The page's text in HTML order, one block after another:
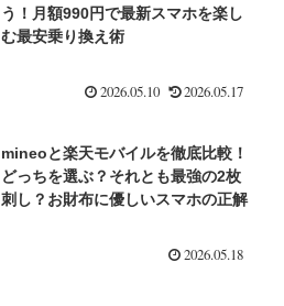
う！月額990円で最新スマホを楽し
む最安乗り換え術
2026.05.10 2026.05.17
mineoと楽天モバイルを徹底比較！
どっちを選ぶ？それとも最強の2枚
刺し？お財布に優しいスマホの正解
2026.05.18